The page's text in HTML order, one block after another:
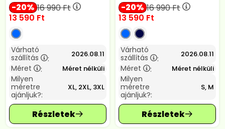
20 16 990Ft
13 590 Ft
Várható
szállítás
: 2026.08.11
Méret : Méret nélküli
Milyen
méretre
ajánljuk?:
XL, 2XL, 3XL
20 16 990Ft
13 590 Ft
Várható
szállítás
: 2026.08.11
Méret : Méret nélküli
Milyen
méretre
ajánljuk?:
S, M